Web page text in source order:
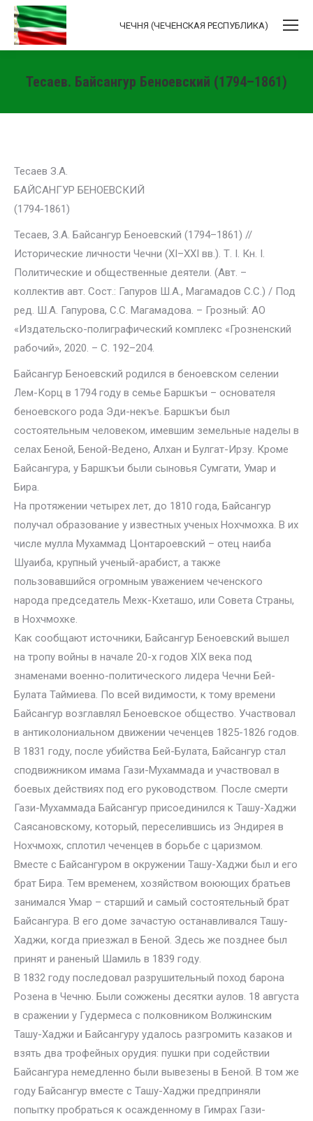
ЧЕЧНЯ (ЧЕЧЕНСКАЯ РЕСПУБЛИКА)
Тесаев. Байсангур Беноевский (1794–1861)
Тесаев З.А.
БАЙСАНГУР БЕНОЕВСКИЙ
(1794-1861)
Тесаев, З.А. Байсангур Беноевский (1794–1861) //
Исторические личности Чечни (XI–XXI вв.). Т. I. Кн. I.
Политические и общественные деятели. (Авт. –
коллектив авт. Сост.: Гапуров Ш.А., Магамадов С.С.) / Под
ред. Ш.А. Гапурова, С.С. Магамадова. – Грозный: АО
«Издательско-полиграфический комплекс «Грозненский
рабочий», 2020. – С. 192–204.
Байсангур Беноевский родился в беноевском селении
Лем-Корц в 1794 году в семье Баршкъи – основателя
беноевского рода Эди-некъе. Баршкъи был
состоятельным человеком, имевшим земельные наделы в
селах Беной, Беной-Ведено, Алхан и Булгат-Ирзу. Кроме
Байсангура, у Баршкъи были сыновья Сумгати, Умар и
Бира.
На протяжении четырех лет, до 1810 года, Байсангур
получал образование у известных ученых Нохчмохка. В их
числе мулла Мухаммад Цонтароевский – отец наиба
Шуаиба, крупный ученый-арабист, а также
пользовавшийся огромным уважением чеченского
народа председатель Мехк-Кхеташо, или Совета Страны,
в Нохчмохке.
Как сообщают источники, Байсангур Беноевский вышел
на тропу войны в начале 20-х годов XIX века под
знаменами военно-политического лидера Чечни Бей-
Булата Таймиева. По всей видимости, к тому времени
Байсангур возглавлял Беноевское общество. Участвовал
в антиколониальном движении чеченцев 1825-1826 годов.
В 1831 году, после убийства Бей-Булата, Байсангур стал
сподвижником имама Гази-Мухаммада и участвовал в
боевых действиях под его руководством. После смерти
Гази-Мухаммада Байсангур присоединился к Ташу-Хаджи
Саясановскому, который, переселившись из Эндирея в
Нохчмохк, сплотил чеченцев в борьбе с царизмом.
Вместе с Байсангуром в окружении Ташу-Хаджи был и его
брат Бира. Тем временем, хозяйством воюющих братьев
занимался Умар – старший и самый состоятельный брат
Байсангура. В его доме зачастую останавливался Ташу-
Хаджи, когда приезжал в Беной. Здесь же позднее был
принят и раненый Шамиль в 1839 году.
В 1832 году последовал разрушительный поход барона
Розена в Чечню. Были сожжены десятки аулов. 18 августа
в сражении у Гудермеса с полковником Волжинским
Ташу-Хаджи и Байсангуру удалось разгромить казаков и
взять два трофейных орудия: пушки при содействии
Байсангура немедленно были вывезены в Беной. В том же
году Байсангур вместе с Ташу-Хаджи предприняли
попытку пробраться к осажденному в Гимрах Гази-